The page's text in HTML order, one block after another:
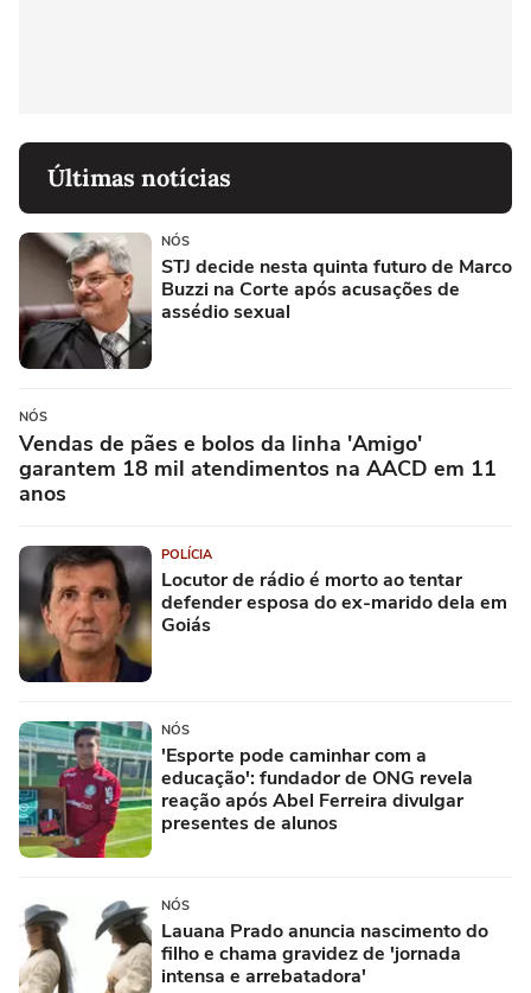
Últimas notícias
NÓS
STJ decide nesta quinta futuro de Marco
Buzzi na Corte após acusações de
assédio sexual
NÓS
Vendas de pães e bolos da linha 'Amigo'
garantem 18 mil atendimentos na AACD em 11
anos
POLÍCIA
Locutor de rádio é morto ao tentar
defender esposa do ex-marido dela em
Goiás
NÓS
'Esporte pode caminhar com a
educação': fundador de ONG revela
reação após Abel Ferreira divulgar
presentes de alunos
NÓS
Lauana Prado anuncia nascimento do
filho e chama gravidez de 'jornada
intensa e arrebatadora'